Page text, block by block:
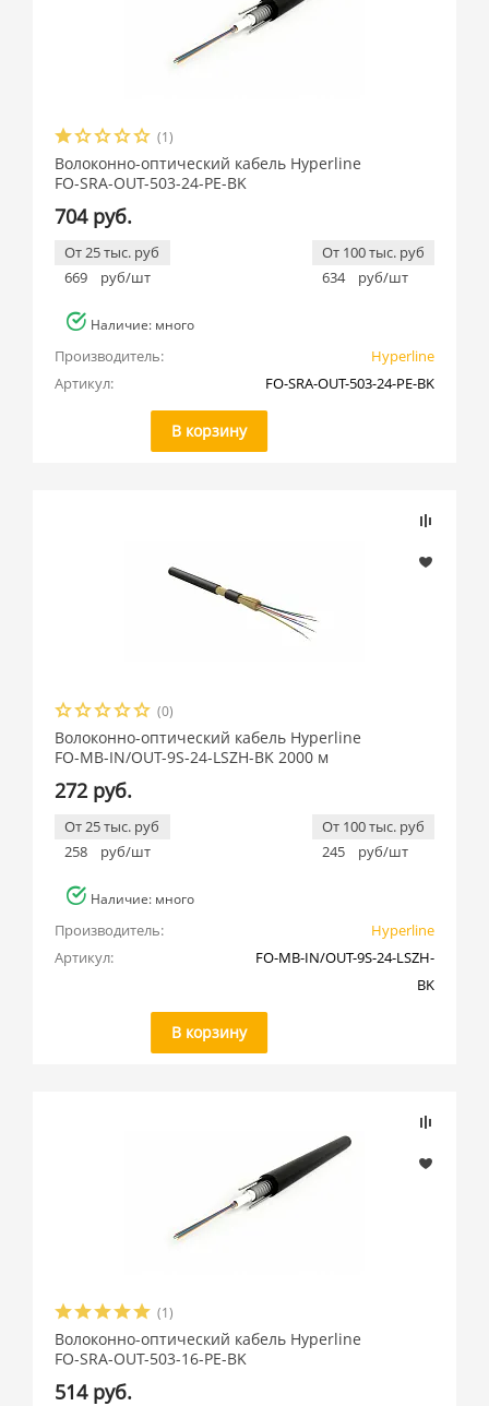
(1)
Волоконно-оптический кабель Hyperline
FO-SRA-OUT-503-24-PE-BK
704 руб.
От 25 тыс. руб
669
руб/шт
От 100 тыс. руб
634
руб/шт
Наличие: много
Производитель:
Hyperline
Артикул:
FO-SRA-OUT-503-24-PE-BK
В корзину
(0)
Волоконно-оптический кабель Hyperline
FO-MB-IN/OUT-9S-24-LSZH-BK 2000 м
272 руб.
От 25 тыс. руб
258
руб/шт
От 100 тыс. руб
245
руб/шт
Наличие: много
Производитель:
Hyperline
Артикул:
FO-MB-IN/OUT-9S-24-LSZH-
BK
В корзину
(1)
Волоконно-оптический кабель Hyperline
FO-SRA-OUT-503-16-PE-BK
514 руб.